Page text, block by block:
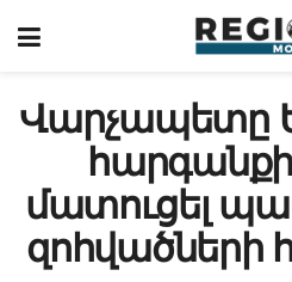
Վարչապետը
մատուցել
զոհվածների